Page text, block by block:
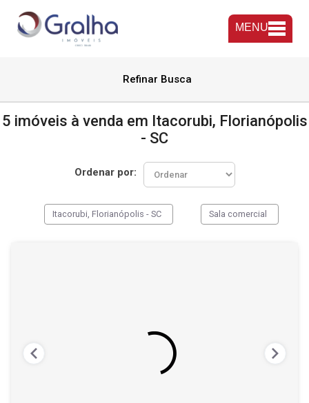
MENU
Refinar Busca
5 imóveis à venda em Itacorubi, Florianópolis
- SC
Ordenar por:
Itacorubi, Florianópolis - SC Sala comercial